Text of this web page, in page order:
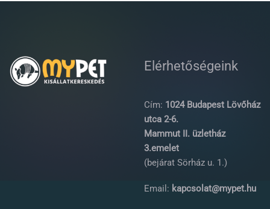
Elérhetőségeink
Cím: 1024 Budapest Lövőház
utca 2-6.
Mammut II. üzletház
3.emelet
(bejárat Sörház u. 1.)
Email: kapcsolat@mypet.hu